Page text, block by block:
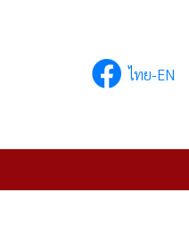
ไทย-EN